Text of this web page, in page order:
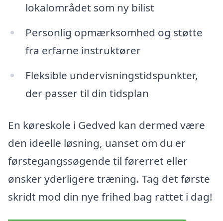
lokalområdet som ny bilist
Personlig opmærksomhed og støtte
fra erfarne instruktører
Fleksible undervisningstidspunkter,
der passer til din tidsplan
En køreskole i Gedved kan dermed være
den ideelle løsning, uanset om du er
førstegangssøgende til førerret eller
ønsker yderligere træning. Tag det første
skridt mod din nye frihed bag rattet i dag!